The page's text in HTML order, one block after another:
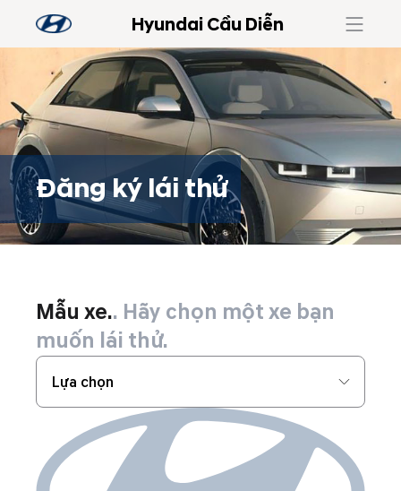
Hyundai Cầu Diễn
Đăng ký lái thử
Đăng ký lái thử
Mẫu xe.. Hãy chọn một xe bạn
muốn lái thử.
Lựa chọn